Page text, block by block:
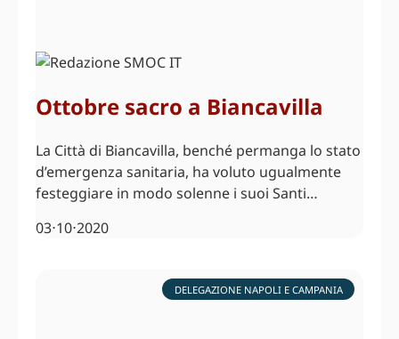
Ottobre sacro a Biancavilla
La Città di Biancavilla, benché permanga lo stato
d’emergenza sanitaria, ha voluto ugualmente
festeggiare in modo solenne i suoi Santi…
03⋅10⋅2020
DELEGAZIONE NAPOLI E CAMPANIA